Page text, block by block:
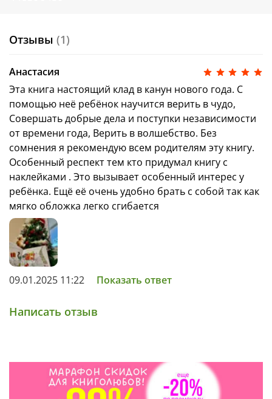
приключенческой прозы. Купите книгу в мягкой
рождения или на Новый год (НГ), сделайте книжку
дополнением к праздничному набору или
подарочному комплекту мальчикам и девочкам,
которые любят праздники, хотят провести зимние
каникулы с пользой, читая о веселом котенке
Шмяке, и встретить Новый год — 2025 радостно!
Отзывы (1)
Анастасия
Эта книга настоящий клад в канун нового года. С
помощью неё ребёнок научится верить в чудо,
Совершать добрые дела и поступки независимости
от времени года, Верить в волшебство. Без
сомнения я рекомендую всем родителям эту книгу.
Особенный респект тем кто придумал книгу с
наклейками . Это вызывает особенный интерес у
ребёнка. Ещё её очень удобно брать с собой так как
мягко обложка легко сгибается
09.01.2025 11:22 Показать ответ
Написать отзыв